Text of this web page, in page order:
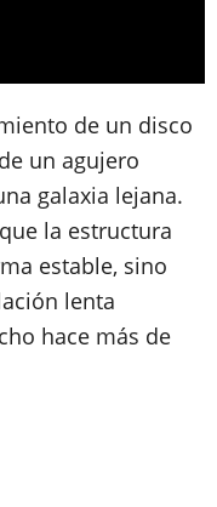
de un disco
un agujero
galaxia lejana.
la estructura
estable, sino
lenta
hace más de